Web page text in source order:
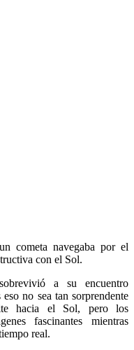
cometa navegaba por el
con el Sol.
a su encuentro
no sea tan sorprendente
hacia el Sol, pero los
fascinantes mientras
real.